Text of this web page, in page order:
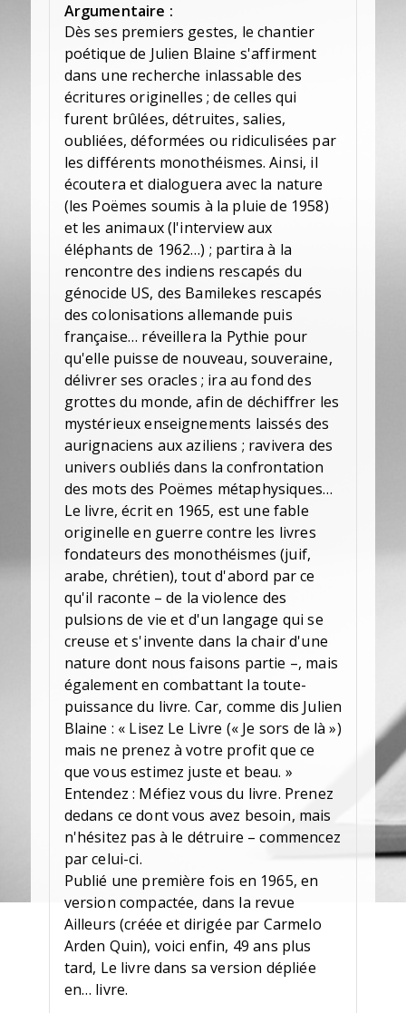
Argumentaire :
Dès ses premiers gestes, le chantier
poétique de Julien Blaine s'affirment
dans une recherche inlassable des
écritures originelles ; de celles qui
furent brûlées, détruites, salies,
oubliées, déformées ou ridiculisées par
les différents monothéismes. Ainsi, il
écoutera et dialoguera avec la nature
(les Poëmes soumis à la pluie de 1958)
et les animaux (l'interview aux
éléphants de 1962…) ; partira à la
rencontre des indiens rescapés du
génocide US, des Bamilekes rescapés
des colonisations allemande puis
française… réveillera la Pythie pour
qu'elle puisse de nouveau, souveraine,
délivrer ses oracles ; ira au fond des
grottes du monde, afin de déchiffrer les
mystérieux enseignements laissés des
aurignaciens aux aziliens ; ravivera des
univers oubliés dans la confrontation
des mots des Poëmes métaphysiques…
Le livre, écrit en 1965, est une fable
originelle en guerre contre les livres
fondateurs des monothéismes (juif,
arabe, chrétien), tout d'abord par ce
qu'il raconte – de la violence des
pulsions de vie et d'un langage qui se
creuse et s'invente dans la chair d'une
nature dont nous faisons partie –, mais
également en combattant la toute-
puissance du livre. Car, comme dis Julien
Blaine : « Lisez Le Livre (« Je sors de là »)
mais ne prenez à votre profit que ce
que vous estimez juste et beau. »
Entendez : Méfiez vous du livre. Prenez
dedans ce dont vous avez besoin, mais
n'hésitez pas à le détruire – commencez
par celui-ci.
Publié une première fois en 1965, en
version compactée, dans la revue
Ailleurs (créée et dirigée par Carmelo
Arden Quin), voici enfin, 49 ans plus
tard, Le livre dans sa version dépliée
en… livre.